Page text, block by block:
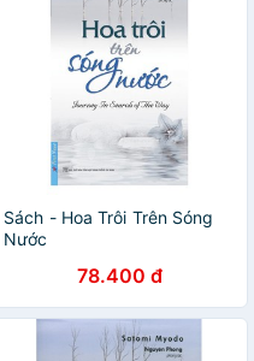
Sách - Hoa Trôi Trên Sóng
Nước
78.400 đ